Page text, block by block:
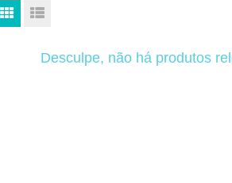
Desculpe, não há produtos